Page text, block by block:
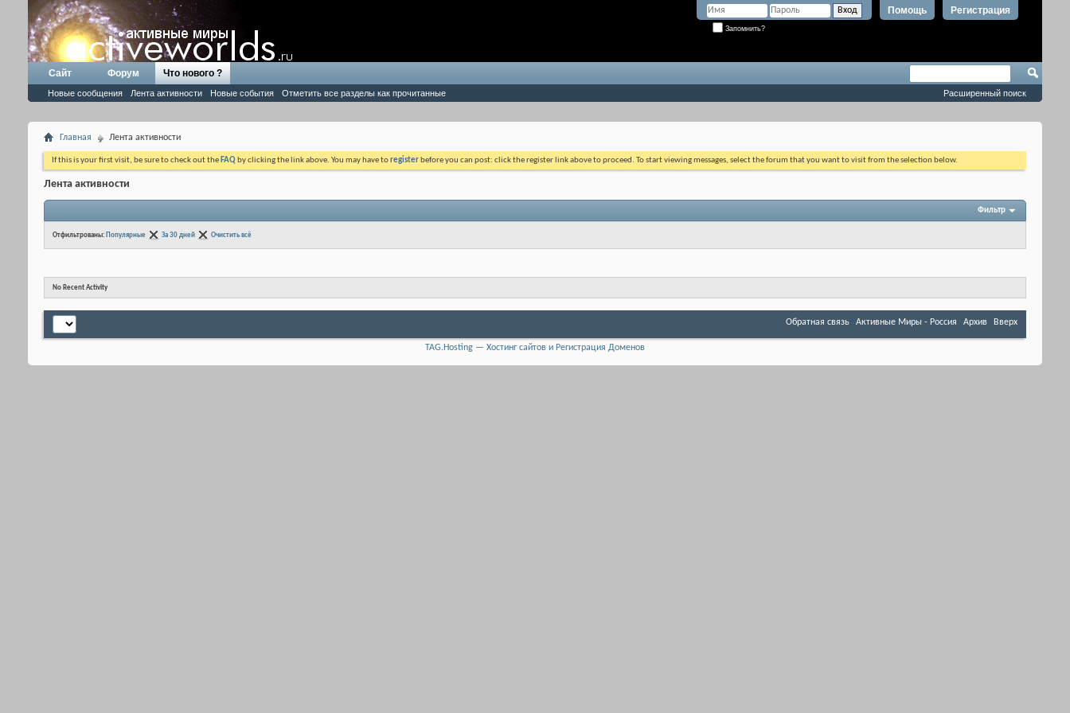
Регистрация
Помощь
Запомнить?
Сайт Форум Что нового ?
Новые сообщения Лента активности Новые события Отметить все разделы как прочитанные Расширенный поиск
Главная Лента активности
If this is your first visit, be sure to check out the FAQ by clicking the link above. You may have toregister before you can post: click the register link above to proceed. To start viewing messages, select the forum that you want to visit from the selection below.
Лента активности
Фильтр
Отфильтрованы: Популярные За 30 дней Очистить всё
No Recent Activity
Обратная связь Активные Миры - Россия Архив Вверх
TAG.Hosting — Хостинг сайтов и Регистрация Доменов